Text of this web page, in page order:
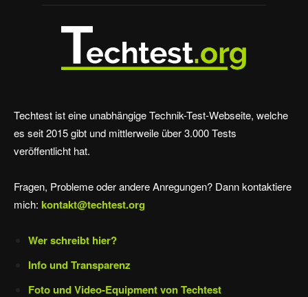
Techtest ist eine unabhängige Technik-Test-Webseite, welche
es seit 2015 gibt und mittlerweile über 3.000 Tests
veröffentlicht hat.
Fragen, Probleme oder andere Anregungen? Dann kontaktiere
mich: kontakt@techtest.org
Wer schreibt hier?
Info und Transparenz
Foto und Video-Equipment von Techtest